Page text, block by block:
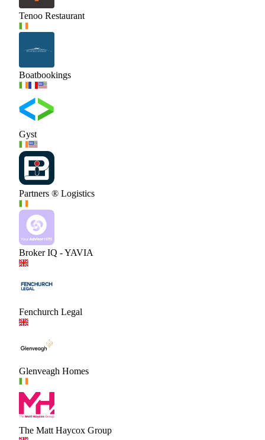
Tenoo Restaurant
Boatbookings
Gyst
Partners ® Logistics
Broker IQ - YAVIA
Fenchurch Legal
Glenveagh Homes
The Matt Haycox Group